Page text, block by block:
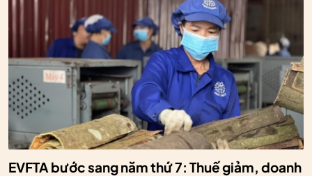
EVFTA bước sang năm thứ 7: Thuế giảm, doanh